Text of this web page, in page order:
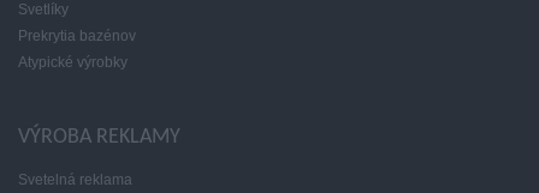
Svetlíky
Prekrytia bazénov
Atypické výrobky
VÝROBA REKLAMY
Svetelná reklama